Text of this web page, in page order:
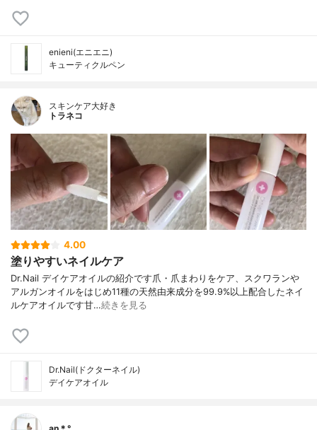
enieni(エニエニ)
キューティクルペン
スキンケア大好き
トラネコ
4.00
塗りやすいネイルケア
Dr.Nail デイケアオイルの紹介です爪・爪まわりをケア、スクワランや
アルガンオイルをはじめ11種の天然由来成分を99.9%以上配合したネイ
ルケアオイルです甘…続きを見る
Dr.Nail(ドクターネイル)
デイケアオイル